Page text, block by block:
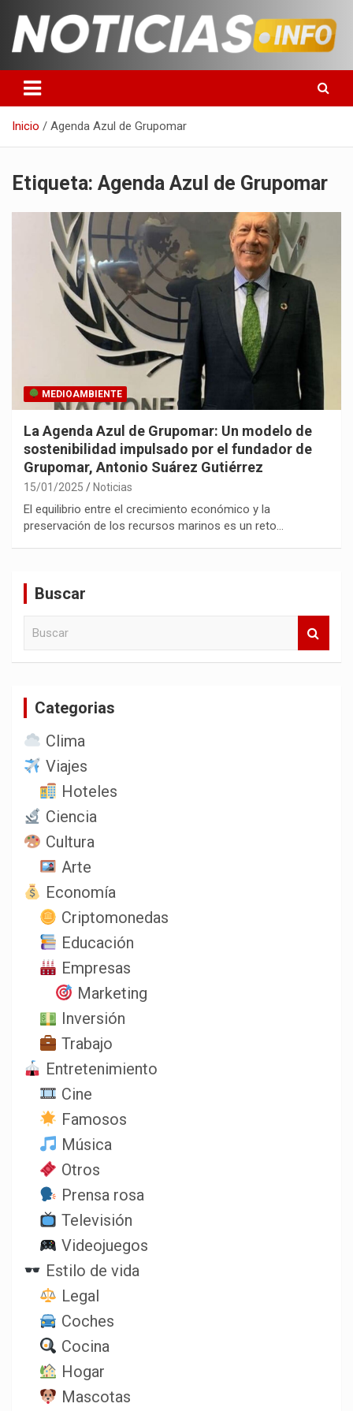
contenido
Noticias en español
Inicio Agenda Azul de Grupomar
Etiqueta: Agenda Azul de Grupomar
MEDIOAMBIENTE
La Agenda Azul de Grupomar: Un modelo de
sostenibilidad impulsado por el fundador de
Grupomar, Antonio Suárez Gutiérrez
15/01/2025 Noticias
El equilibrio entre el crecimiento económico y la
preservación de los recursos marinos es un reto…
Buscar
Categorias
Clima
Viajes
Hoteles
Ciencia
Cultura
Arte
Economía
Criptomonedas
Educación
Empresas
Marketing
Inversión
Trabajo
Entretenimiento
Cine
Famosos
Música
Otros
Prensa rosa
Televisión
Videojuegos
Estilo de vida
Legal
Coches
Cocina
Hogar
Mascotas